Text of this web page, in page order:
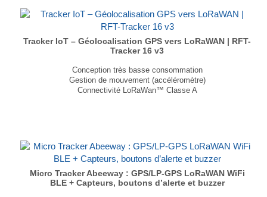
...
Tracker IoT – Géolocalisation GPS vers LoRaWAN | RFT-
Tracker 16 v3
Conception très basse consommation
Gestion de mouvement (accéléromètre)
Connectivité LoRaWan™ Classe A
Micro Tracker Abeeway : GPS/LP-GPS LoRaWAN WiFi
BLE + Capteurs, boutons d’alerte et buzzer